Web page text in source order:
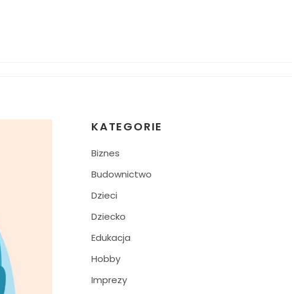
KATEGORIE
Biznes
Budownictwo
Dzieci
Dziecko
Edukacja
Hobby
Imprezy